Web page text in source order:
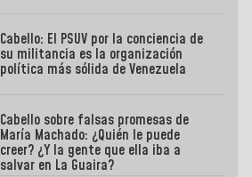
Cabello: El PSUV por la conciencia de
su militancia es la organización
política más sólida de Venezuela
Cabello sobre falsas promesas de
María Machado: ¿Quién le puede
creer? ¿Y la gente que ella iba a
salvar en La Guaira?